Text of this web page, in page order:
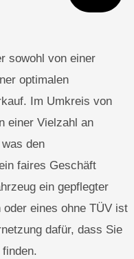
sowohl von einer
optimalen
Im Umkreis von
einer Vielzahl an
den
faires Geschäft
ein gepflegter
oder eines ohne TÜV ist
dafür, dass Sie